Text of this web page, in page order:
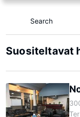
Search
Suositeltavat